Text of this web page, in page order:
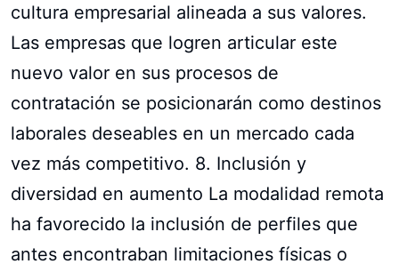
cultura empresarial alineada a sus valores.
Las empresas que logren articular este
nuevo valor en sus procesos de
contratación se posicionarán como destinos
laborales deseables en un mercado cada
vez más competitivo. 8. Inclusión y
diversidad en aumento La modalidad remota
ha favorecido la inclusión de perfiles que
antes encontraban limitaciones físicas o